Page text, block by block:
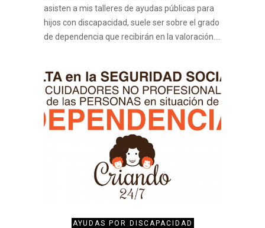
asisten a mis talleres de ayudas públicas para
hijos con discapacidad, suele ser sobre el grado
de dependencia que recibirán en la valoración.…
AYUDAS POR DISCAPACIDAD